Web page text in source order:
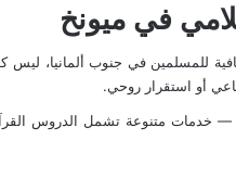
في ميونخ
أو استقرار روحي.
— خدمات متنوعة تشمل الدروس